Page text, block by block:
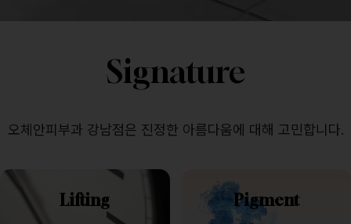
Signature
오체안피부과 강남점은 진정한 아름다움에 대해 고민합니다.
Lifting Pigment